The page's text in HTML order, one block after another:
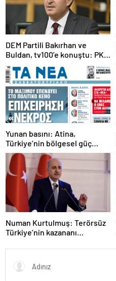
DEM Partili Bakırhan ve
Buldan, tv100’e konuştu: PKK
ne zaman kendini feshedecek
Yunan basını: Atina,
Türkiye’nin bölgesel güç
olmasını durduramadı
Numan Kurtulmuş: Terörsüz
Türkiye’nin kazananı